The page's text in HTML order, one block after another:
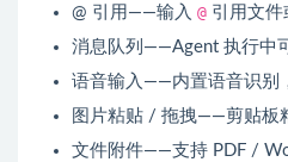
@ 引用——输入 @ 引用文件
消息队列——Agent 执行中
语音输入——内置语音识别
图片粘贴 / 拖拽——剪贴板
文件附件——支持 PDF /